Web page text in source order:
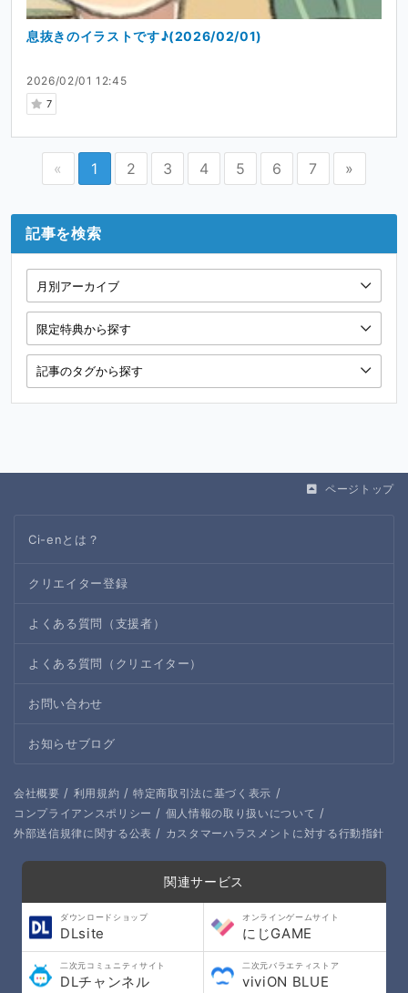
2026/02/01 12:45
7
息抜きのイラストです♪(2026/02/01)
« 1 2 3 4 5 6 7 »
記事を検索
ページトップ
Ci-enとは？
クリエイター登録
よくある質問（支援者）
よくある質問（クリエイター）
お問い合わせ
お知らせブログ
会社概要 / 利用規約 / 特定商取引法に基づく表示 /
コンプライアンスポリシー / 個人情報の取り扱いについて /
外部送信規律に関する公表 / カスタマーハラスメントに対する行動指針
関連サービス
ダウンロードショップ
DLsite
オンラインゲームサイト
にじGAME
二次元コミュニティサイト
DLチャンネル
二次元バラエティストア
viviON BLUE